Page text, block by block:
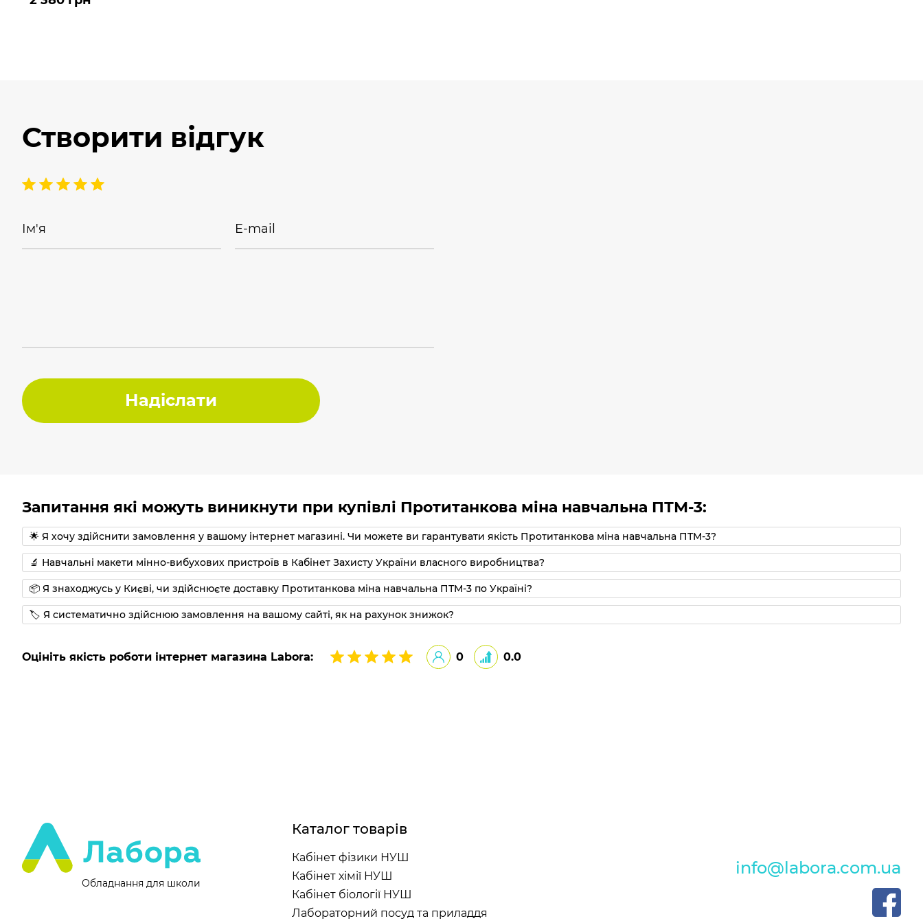
Створити відгук
Ім'я E-mail
Надіслати
Запитання які можуть виникнути при купівлі Протитанкова міна навчальна ПТМ-3:
🌟 Я хочу здійснити замовлення у вашому інтернет магазині. Чи можете ви гарантувати якість Протитанкова міна навчальна ПТМ-3?
🔬 Навчальні макети мінно-вибухових пристроїв в Кабінет Захисту України власного виробництва?
📦 Я знаходжусь у Києві, чи здійснюєте доставку Протитанкова міна навчальна ПТМ-3 по Україні?
🏷 Я систематично здійснюю замовлення на вашому сайті, як на рахунок знижок?
Оцініть якість роботи інтернет магазина Labora: 0 0.0
Обладнання для школи
Каталог товарів
Кабінет фізики НУШ
Кабінет хімії НУШ
Кабінет біології НУШ
Лабораторний посуд та приладдя
info@labora.com.ua